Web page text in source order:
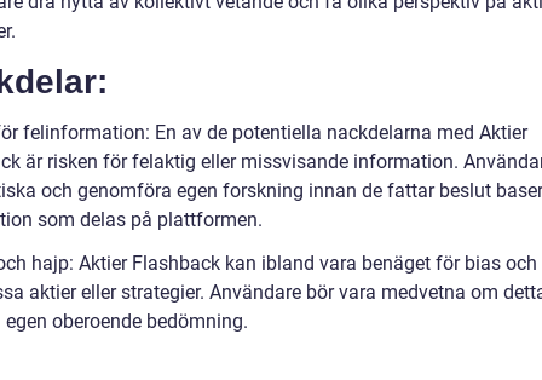
felinformation: En av de potentiella nackdelarna med Aktier
är risken för felaktig eller missvisande information.
och genomföra egen forskning innan de fattar beslut
som delas på plattformen.
hajp: Aktier Flashback kan ibland vara benäget för bias
aktier eller strategier. Användare bör vara medvetna om
oberoende bedömning.